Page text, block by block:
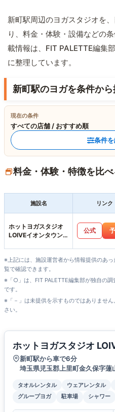
新町駅周辺のヨガスタジオを
り、料金・体験・設備などの
載情報は、FIT PALETTE編集
に整理しています。
新町駅のヨガを条件か
現在の条件
すべての店舗 / おすすめ順
条件
料金・体験・特徴を比べ
施設名 リンク
ホットヨガスタジオ
LOIVEイオンタウン
公式
※上記には、施設運営者から情報提供のあ
覧で確認できます。
※「○」は、FIT PALETTE編集部が独自の
です。
※「－」は未提供を示すものではありませ
さい。
ホットヨガスタジオ
新町駅から車で6分
埼玉県児玉郡上里町金久保字
タオルレンタル ウェアレンタル
グループヨガ
駐車場 シャワー